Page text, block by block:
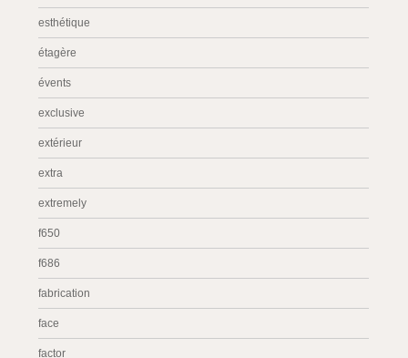
esthétique
étagère
évents
exclusive
extérieur
extra
extremely
f650
f686
fabrication
face
factor